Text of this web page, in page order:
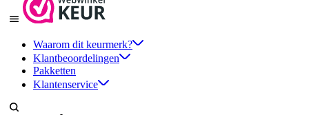
Waarom dit keurmerk?
Klantbeoordelingen
Pakketten
Klantenservice